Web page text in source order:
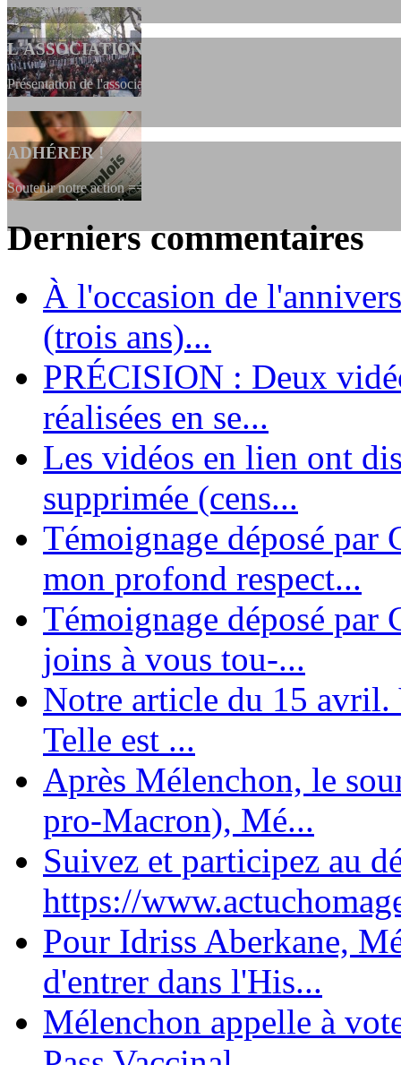
L'ASSOCIATION
Présentation de l'association et de sa charte qui encadre nos actions
ADHÉRER !
Soutenir notre action ==> Si vous souhaitez adhérer à
dessous, en le remplissant et en...
En 2004, une dizaine de personnes contribuèrent au lancement de
dernières années. L'aventure se pou...
Derniers commentaires
À l'occasion de
(trois ans)...
PRÉCISION : Deux
réalisées en se...
Les vidéos en lien ont
supprimée (cens...
Témoignage déposé par
mon profond respect...
Témoignage déposé par
joins à vous tou-...
Notre article du 15 avril.
Telle est ...
Après Mélenchon, le
pro-Macron), Mé...
Suivez et participez au
https://
Pour Idriss Aberkane,
d'entrer dans l'His...
Mélenchon appelle à